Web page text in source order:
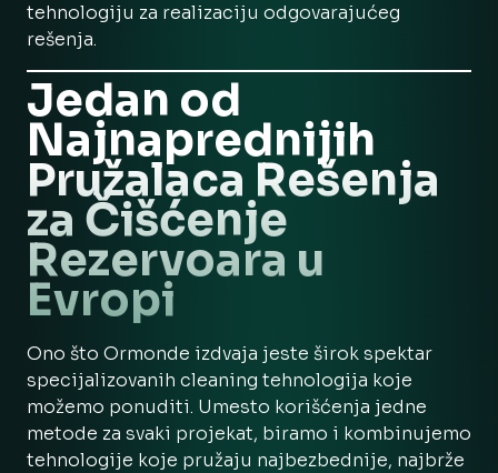
tehnologiju za realizaciju odgovarajućeg
rešenja.
Jedan od
Najnaprednijih
Pružalaca Rešenja
za Čišćenje
Rezervoara u
Evropi
Ono što Ormonde izdvaja jeste širok spektar
specijalizovanih cleaning tehnologija koje
možemo ponuditi. Umesto korišćenja jedne
metode za svaki projekat, biramo i kombinujemo
tehnologije koje pružaju najbezbednije, najbrže